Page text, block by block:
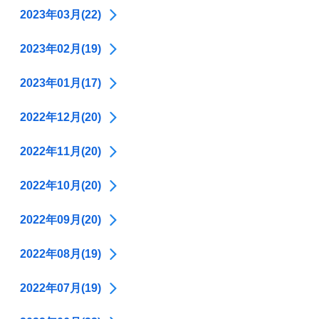
2023年03月(22)
2023年02月(19)
2023年01月(17)
2022年12月(20)
2022年11月(20)
2022年10月(20)
2022年09月(20)
2022年08月(19)
2022年07月(19)